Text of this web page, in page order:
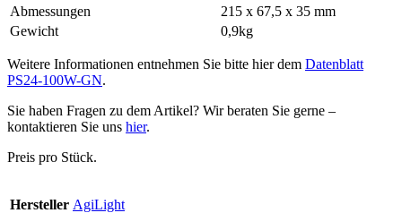
Abmessungen
215 x 67,5 x 35 mm
Gewicht
0,9kg
Weitere Informationen entnehmen Sie bitte hier dem Datenblatt
PS24-100W-GN.
Sie haben Fragen zu dem Artikel? Wir beraten Sie gerne –
kontaktieren Sie uns hier.
Preis pro Stück.
Hersteller AgiLight